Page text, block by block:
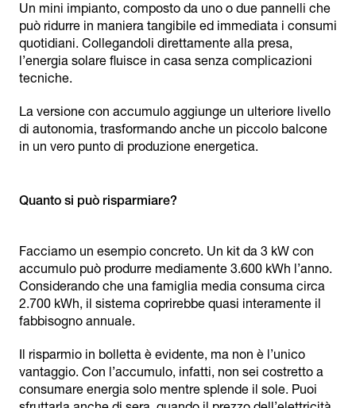
Un mini impianto, composto da uno o due pannelli che
può ridurre in maniera tangibile ed immediata i consumi
quotidiani. Collegandoli direttamente alla presa,
l’energia solare fluisce in casa senza complicazioni
tecniche.
La versione con accumulo aggiunge un ulteriore livello
di autonomia, trasformando anche un piccolo balcone
in un vero punto di produzione energetica.
Facciamo un esempio concreto. Un kit da 3 kW con
accumulo può produrre mediamente 3.600 kWh l’anno.
Considerando che una famiglia media consuma circa
2.700 kWh, il sistema coprirebbe quasi interamente il
fabbisogno annuale.
Il risparmio in bolletta è evidente, ma non è l’unico
vantaggio. Con l’accumulo, infatti, non sei costretto a
consumare energia solo mentre splende il sole. Puoi